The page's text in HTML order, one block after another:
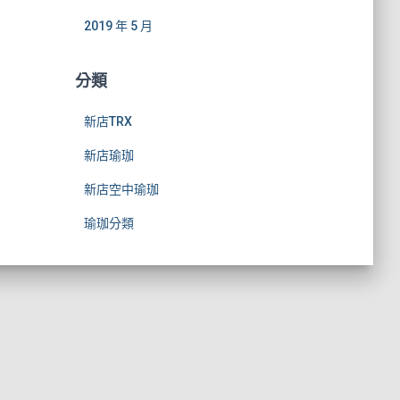
2019 年 5 月
分類
新店TRX
新店瑜珈
新店空中瑜珈
瑜珈分類